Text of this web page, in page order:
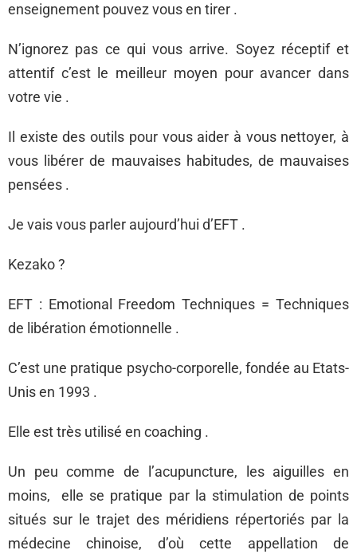
enseignement pouvez vous en tirer .
N’ignorez pas ce qui vous arrive. Soyez réceptif et
attentif c’est le meilleur moyen pour avancer dans
votre vie .
Il existe des outils pour vous aider à vous nettoyer, à
vous libérer de mauvaises habitudes, de mauvaises
pensées .
Je vais vous parler aujourd’hui d’EFT .
Kezako ?
EFT : Emotional Freedom Techniques = Techniques
de libération émotionnelle .
C’est une pratique psycho-corporelle, fondée au Etats-
Unis en 1993 .
Elle est très utilisé en coaching .
Un peu comme de l’acupuncture, les aiguilles en
moins, elle se pratique par la stimulation de points
situés sur le trajet des méridiens répertoriés par la
médecine chinoise, d’où cette appellation de